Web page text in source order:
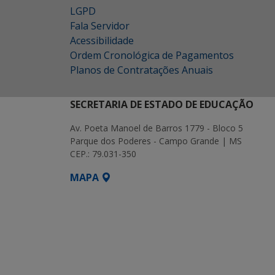
LGPD
Fala Servidor
Acessibilidade
Ordem Cronológica de Pagamentos
Planos de Contratações Anuais
SECRETARIA DE ESTADO DE EDUCAÇÃO
Av. Poeta Manoel de Barros 1779 - Bloco 5
Parque dos Poderes - Campo Grande | MS
CEP.: 79.031-350
MAPA